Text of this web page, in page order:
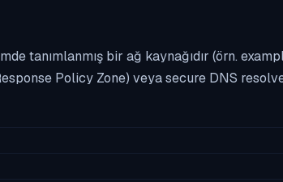
tanımlanmış bir ağ kaynağıdır (örn.
Policy Zone) veya secure DNS